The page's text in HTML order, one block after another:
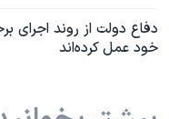
دفاع دولت از روند اجرای
خود عمل کرده‌اند